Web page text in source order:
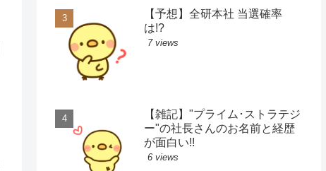
【予想】全研本社 当選確率
は!?
7 views
【雑記】"プライム･ストラテジ
ー"の社長さんのお名前と経歴
が面白い!!
6 views